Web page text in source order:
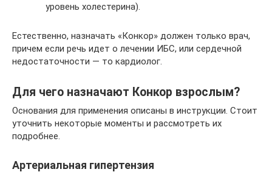
уровень холестерина).
Естественно, назначать «Конкор» должен только врач,
причем если речь идет о лечении ИБС, или сердечной
недостаточности — то кардиолог.
Для чего назначают Конкор взрослым?
Основания для применения описаны в инструкции. Стоит
уточнить некоторые моменты и рассмотреть их
подробнее.
Артериальная гипертензия